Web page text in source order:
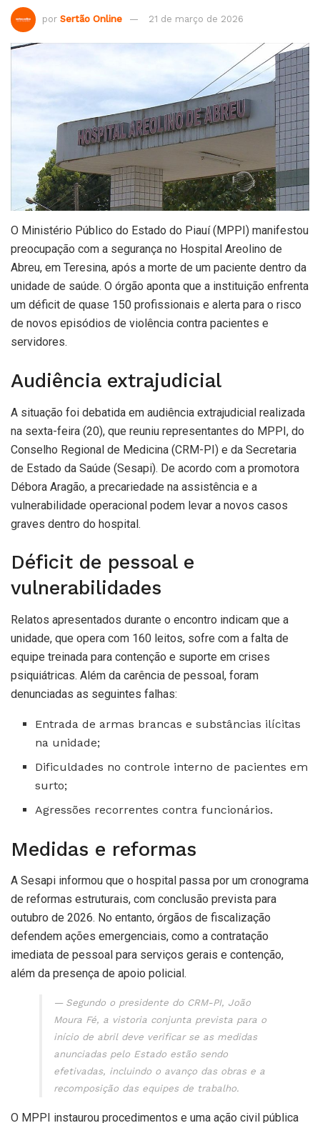
por Sertão Online 21 de março de 2026
O Ministério Público do Estado do Piauí (MPPI) manifestou
preocupação com a segurança no Hospital Areolino de
Abreu, em Teresina, após a morte de um paciente dentro da
unidade de saúde. O órgão aponta que a instituição enfrenta
um déficit de quase 150 profissionais e alerta para o risco
de novos episódios de violência contra pacientes e
servidores.
Audiência extrajudicial
A situação foi debatida em audiência extrajudicial realizada
na sexta-feira (20), que reuniu representantes do MPPI, do
Conselho Regional de Medicina (CRM-PI) e da Secretaria
de Estado da Saúde (Sesapi). De acordo com a promotora
Débora Aragão, a precariedade na assistência e a
vulnerabilidade operacional podem levar a novos casos
graves dentro do hospital.
Déficit de pessoal e
vulnerabilidades
Relatos apresentados durante o encontro indicam que a
unidade, que opera com 160 leitos, sofre com a falta de
equipe treinada para contenção e suporte em crises
psiquiátricas. Além da carência de pessoal, foram
denunciadas as seguintes falhas:
Entrada de armas brancas e substâncias ilícitas
na unidade;
Dificuldades no controle interno de pacientes em
surto;
Agressões recorrentes contra funcionários.
Medidas e reformas
A Sesapi informou que o hospital passa por um cronograma
de reformas estruturais, com conclusão prevista para
outubro de 2026. No entanto, órgãos de fiscalização
defendem ações emergenciais, como a contratação
imediata de pessoal para serviços gerais e contenção,
além da presença de apoio policial.
Segundo o presidente do CRM-PI, João
Moura Fé, a vistoria conjunta prevista para o
início de abril deve verificar se as medidas
anunciadas pelo Estado estão sendo
efetivadas, incluindo o avanço das obras e a
recomposição das equipes de trabalho.
O MPPI instaurou procedimentos e uma ação civil pública